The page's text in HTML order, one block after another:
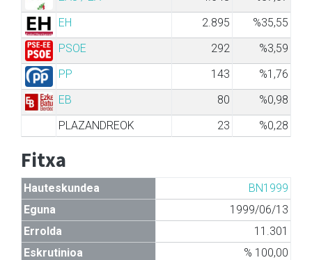
EH
2.895
%35,55
PSOE
292
%3,59
PP
143
%1,76
EB
80
%0,98
PLAZANDREOK
23 %0,28
Fitxa
Hauteskundea
BN1999
Eguna
1999/06/13
Errolda
11.301
Eskrutinioa
% 100,00